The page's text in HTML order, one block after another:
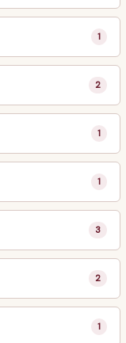
1
2
1
1
3
2
1